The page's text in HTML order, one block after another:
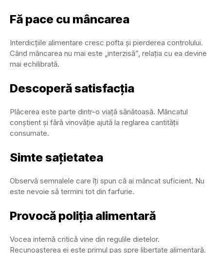
Fă pace cu mâncarea
Interdicțiile alimentare cresc pofta și pierderea controlului.
Când mâncarea nu mai este „interzisă”, relația cu ea devine
mai echilibrată.
Descoperă satisfacția
Plăcerea este parte dintr-o viață sănătoasă. Mâncatul
conștient și fără vinovăție ajută la reglarea cantității
consumate.
Simte sațietatea
Observă semnalele care îți spun că ai mâncat suficient. Nu
este nevoie să termini tot din farfurie.
Provocă poliția alimentară
Vocea internă critică vine din regulile dietelor.
Recunoașterea ei este primul pas spre libertate alimentară.